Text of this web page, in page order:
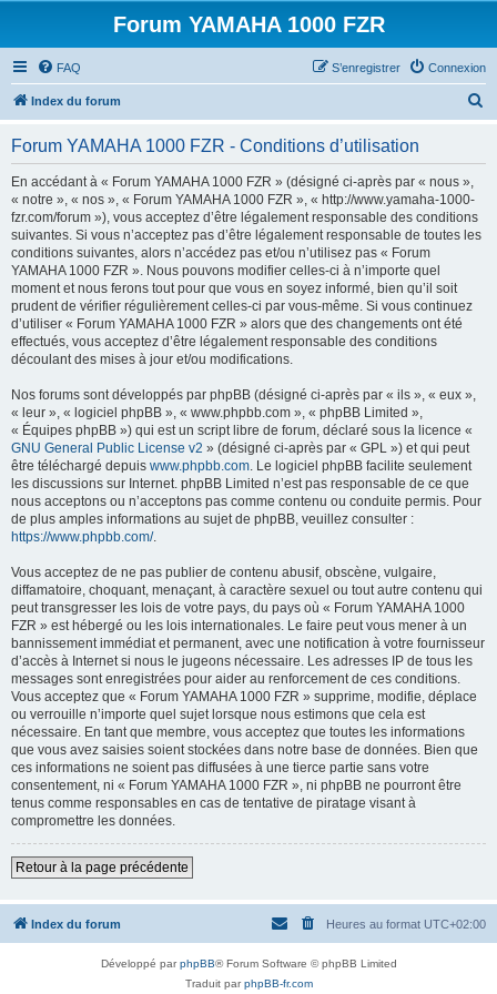
Forum YAMAHA 1000 FZR
FAQ Connexion
S’enregistrer
Index du forum
Forum YAMAHA 1000 FZR - Conditions d’utilisation
En accédant à « Forum YAMAHA 1000 FZR » (désigné ci-après par « nous »,
« notre », « nos », « Forum YAMAHA 1000 FZR », « http://www.yamaha-1000-
fzr.com/forum »), vous acceptez d’être légalement responsable des conditions
suivantes. Si vous n’acceptez pas d’être légalement responsable de toutes les
conditions suivantes, alors n’accédez pas et/ou n’utilisez pas « Forum
YAMAHA 1000 FZR ». Nous pouvons modifier celles-ci à n’importe quel
moment et nous ferons tout pour que vous en soyez informé, bien qu’il soit
prudent de vérifier régulièrement celles-ci par vous-même. Si vous continuez
d’utiliser « Forum YAMAHA 1000 FZR » alors que des changements ont été
effectués, vous acceptez d’être légalement responsable des conditions
découlant des mises à jour et/ou modifications.
Nos forums sont développés par phpBB (désigné ci-après par « ils », « eux »,
« leur », « logiciel phpBB », « www.phpbb.com », « phpBB Limited »,
« Équipes phpBB ») qui est un script libre de forum, déclaré sous la licence «
GNU General Public License v2 » (désigné ci-après par « GPL ») et qui peut
être téléchargé depuis www.phpbb.com. Le logiciel phpBB facilite seulement
les discussions sur Internet. phpBB Limited n’est pas responsable de ce que
nous acceptons ou n’acceptons pas comme contenu ou conduite permis. Pour
de plus amples informations au sujet de phpBB, veuillez consulter :
https://www.phpbb.com/.
Vous acceptez de ne pas publier de contenu abusif, obscène, vulgaire,
diffamatoire, choquant, menaçant, à caractère sexuel ou tout autre contenu qui
peut transgresser les lois de votre pays, du pays où « Forum YAMAHA 1000
FZR » est hébergé ou les lois internationales. Le faire peut vous mener à un
bannissement immédiat et permanent, avec une notification à votre fournisseur
d’accès à Internet si nous le jugeons nécessaire. Les adresses IP de tous les
messages sont enregistrées pour aider au renforcement de ces conditions.
Vous acceptez que « Forum YAMAHA 1000 FZR » supprime, modifie, déplace
ou verrouille n’importe quel sujet lorsque nous estimons que cela est
nécessaire. En tant que membre, vous acceptez que toutes les informations
que vous avez saisies soient stockées dans notre base de données. Bien que
ces informations ne soient pas diffusées à une tierce partie sans votre
consentement, ni « Forum YAMAHA 1000 FZR », ni phpBB ne pourront être
tenus comme responsables en cas de tentative de piratage visant à
compromettre les données.
Retour à la page précédente
Index du forum Heures au format UTC+02:00
Développé parphpBB® Forum Software © phpBB Limited
Traduit parphpBB-fr.com